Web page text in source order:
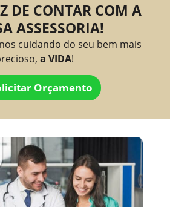
DE CONTAR COM A
ASSESSORIA!
cuidando do seu bem mais
a VIDA!
Orçamento